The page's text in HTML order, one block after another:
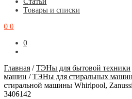
Товары и списки
0 0
0
Главная /ТЭНы для бытовой техники
машин /ТЭНы для стиральных
стиральной машины Whirlpool,
3406142